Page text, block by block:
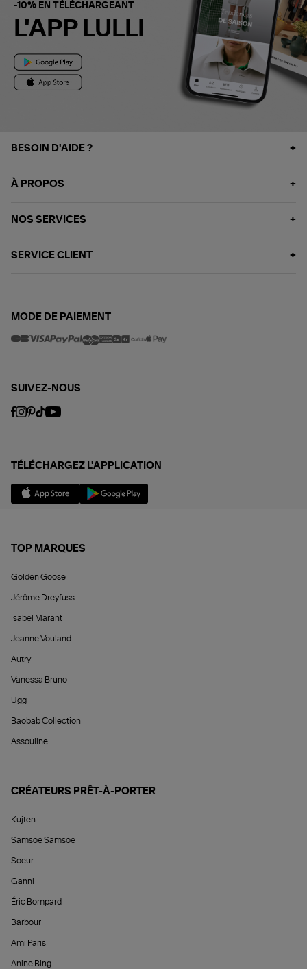
-10% EN TÉLÉCHARGEANT
L'APP LULLI
BESOIN D'AIDE ?
À PROPOS
NOS SERVICES
SERVICE CLIENT
MODE DE PAIEMENT
SUIVEZ-NOUS
TÉLÉCHARGEZ L'APPLICATION
TOP MARQUES
Golden Goose
Jérôme Dreyfuss
Isabel Marant
Jeanne Vouland
Autry
Vanessa Bruno
Ugg
Baobab Collection
Assouline
CRÉATEURS PRÊT-À-PORTER
Kujten
Samsoe Samsoe
Soeur
Ganni
Éric Bompard
Barbour
Ami Paris
Anine Bing